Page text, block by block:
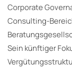
Corporate
Consulting-
Sein künftiger